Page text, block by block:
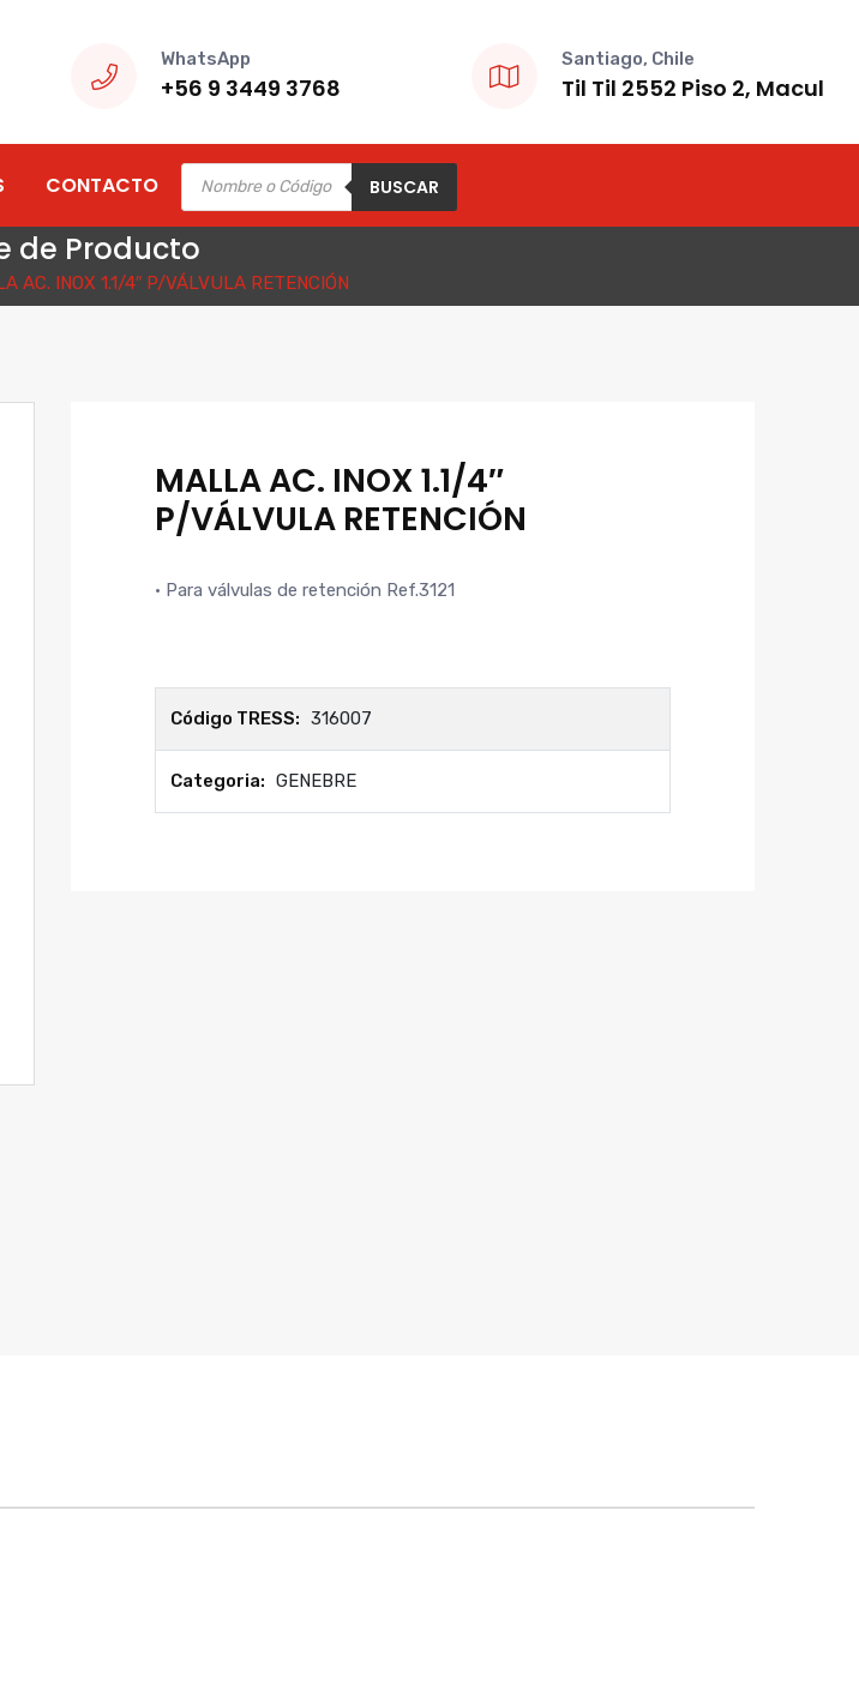
WhatsApp
+56 9 3449 3768
Santiago, Chile
Til Til 2552 Piso 2, Macul
CONTACTO
Products
search
BUSCAR
de Producto
AC. INOX 1.1/4″ P/VÁLVULA RETENCIÓN
MALLA AC. INOX 1.1/4″
P/VÁLVULA RETENCIÓN
• Para válvulas de retención Ref.3121
Código TRESS: 316007
Categoria: GENEBRE